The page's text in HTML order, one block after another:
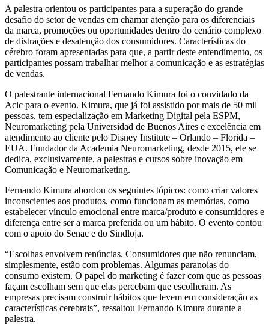
A palestra orientou os participantes para a superação do grande
desafio do setor de vendas em chamar atenção para os diferenciais
da marca, promoções ou oportunidades dentro do cenário complexo
de distrações e desatenção dos consumidores. Características do
cérebro foram apresentadas para que, a partir deste entendimento, os
participantes possam trabalhar melhor a comunicação e as estratégias
de vendas.
O palestrante internacional Fernando Kimura foi o convidado da
Acic para o evento. Kimura, que já foi assistido por mais de 50 mil
pessoas, tem especialização em Marketing Digital pela ESPM,
Neuromarketing pela Universidad de Buenos Aires e excelência em
atendimento ao cliente pelo Disney Institute – Orlando – Florida –
EUA. Fundador da Academia Neuromarketing, desde 2015, ele se
dedica, exclusivamente, a palestras e cursos sobre inovação em
Comunicação e Neuromarketing.
Fernando Kimura abordou os seguintes tópicos: como criar valores
inconscientes aos produtos, como funcionam as memórias, como
estabelecer vínculo emocional entre marca/produto e consumidores e
diferença entre ser a marca preferida ou um hábito. O evento contou
com o apoio do Senac e do Sindloja.
“Escolhas envolvem renúncias. Consumidores que não renunciam,
simplesmente, estão com problemas. Algumas paranoias do
consumo existem. O papel do marketing é fazer com que as pessoas
façam escolham sem que elas percebam que escolheram. As
empresas precisam construir hábitos que levem em consideração as
características cerebrais”, ressaltou Fernando Kimura durante a
palestra.